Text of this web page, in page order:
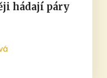
hádají páry